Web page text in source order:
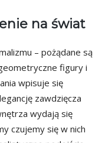
na świat
– pożądane są
figury i
wpisuje się
zawdzięcza
wydają się
czujemy się w nich